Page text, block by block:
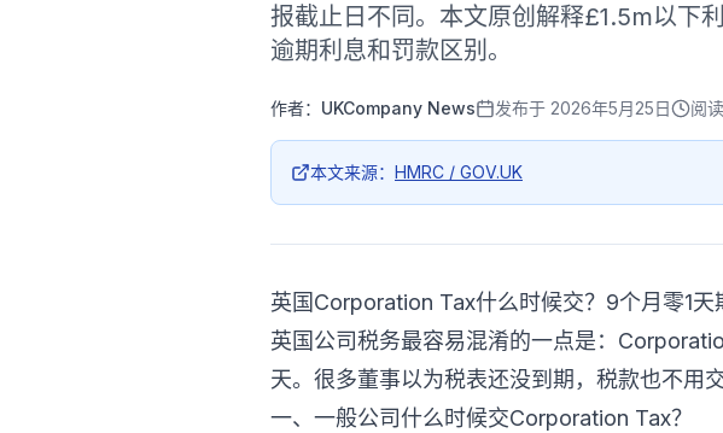
报截止日不同。本文原创解释£1.5m以下
逾期利息和罚款区别。
作者： UKCompany News 发布于 2026年5月25日 阅
本文来源： HMRC / GOV.UK
英国Corporation Tax什么时候交？9个月零1
英国公司税务最容易混淆的一点是：
天。很多董事以为税表还没到期，税款也不用
一、一般公司什么时候交Corporation Tax？